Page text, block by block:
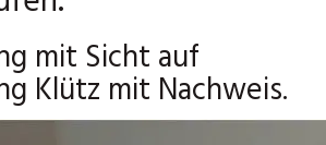
mit Sicht auf
Klütz mit Nachweis.